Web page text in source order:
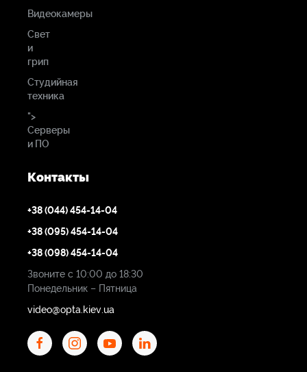
Видеокамеры
Свет
и
грип
Студийная
техника
">
Серверы
и ПО
Контакты
+38 (044) 454-14-04
+38 (095) 454-14-04
+38 (098) 454-14-04
Звоните с 10:00 до 18:30
Понедельник – Пятница
video@opta.kiev.ua